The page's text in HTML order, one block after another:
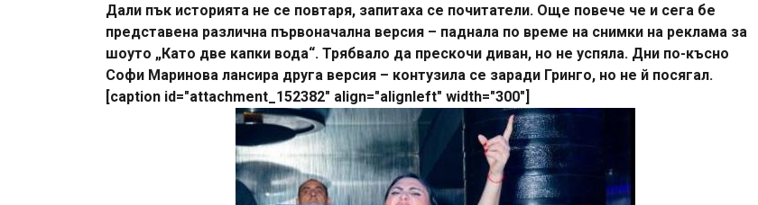
Дали пък историята не се повтаря, запитаха се почитатели. Още повече че и сега бе
представена различна първоначална версия – паднала по време на снимки на реклама за
шоуто „Като две капки вода“. Трябвало да прескочи диван, но не успяла. Дни по-късно
Софи Маринова лансира друга версия – контузила се заради Гринго, но не й посягал.
[caption id="attachment_152382" align="alignleft" width="300"]